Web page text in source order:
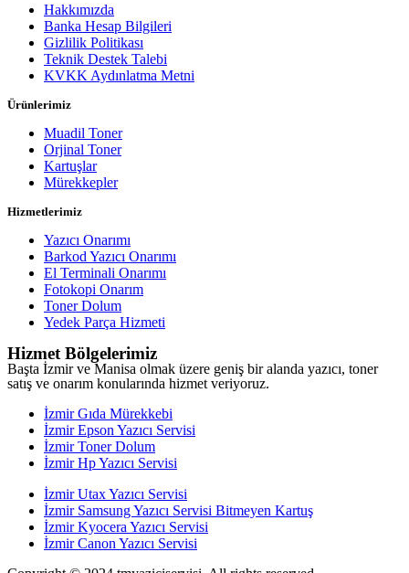
Hakkımızda
Banka Hesap Bilgileri
Gizlilik Politikası
Teknik Destek Talebi
KVKK Aydınlatma Metni
Ürünlerimiz
Muadil Toner
Orjinal Toner
Kartuşlar
Mürekkepler
Hizmetlerimiz
Yazıcı Onarımı
Barkod Yazıcı Onarımı
El Terminali Onarımı
Fotokopi Onarım
Toner Dolum
Yedek Parça Hizmeti
Hizmet Bölgelerimiz
Başta İzmir ve Manisa olmak üzere geniş bir alanda yazıcı, toner
satış ve onarım konularında hizmet veriyoruz.
İzmir Gıda Mürekkebi
İzmir Epson Yazıcı Servisi
İzmir Toner Dolum
İzmir Hp Yazıcı Servisi
İzmir Utax Yazıcı Servisi
İzmir Samsung Yazıcı Servisi Bitmeyen Kartuş
İzmir Kyocera Yazıcı Servisi
İzmir Canon Yazıcı Servisi